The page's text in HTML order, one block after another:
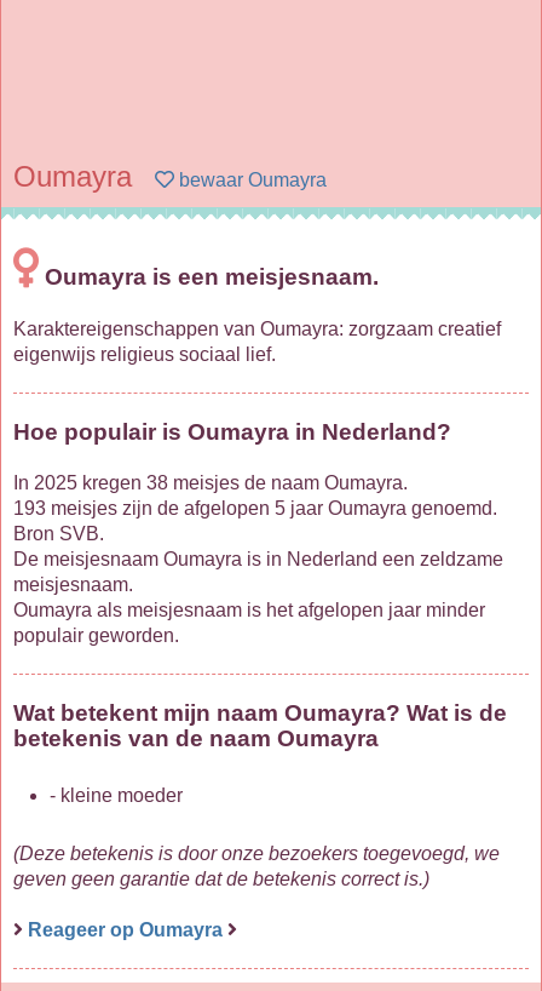
Oumayra bewaar Oumayra
Oumayra is een meisjesnaam.
Karaktereigenschappen van Oumayra: zorgzaam creatief
eigenwijs religieus sociaal lief.
Hoe populair is Oumayra in Nederland?
In 2025 kregen 38 meisjes de naam Oumayra.
193 meisjes zijn de afgelopen 5 jaar Oumayra genoemd.
Bron SVB.
De meisjesnaam Oumayra is in Nederland een zeldzame
meisjesnaam.
Oumayra als meisjesnaam is het afgelopen jaar minder
populair geworden.
Wat betekent mijn naam Oumayra? Wat is de
betekenis van de naam Oumayra
- kleine moeder
(Deze betekenis is door onze bezoekers toegevoegd, we
geven geen garantie dat de betekenis correct is.)
Reageer op Oumayra